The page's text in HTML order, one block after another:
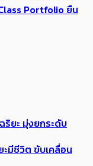
Portfolio ยืน
ริยะ มุ่งยกระดับ
มีชีวิต ขับเคลื่อน